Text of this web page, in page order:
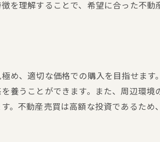
を理解することで、希望に合った不動
め、適切な価格での購入を目指せます
養うことができます。また、周辺環境
。不動産売買は高額な投資であるため